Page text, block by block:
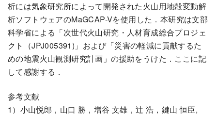
析には気象研究所によって開発された火山用地殻変動解
析ソフトウェアのMaGCAP-Vを使用した．本研究は文部
科学省による「次世代火山研究・人材育成総合プロジェ
クト（JPJ005391)」および「災害の軽減に貢献するた
めの地震火山観測研究計画」の援助をうけた．ここに記
して感謝する．
参考文献
1）小山悦郎，山口 勝，増谷 文雄，辻 浩，鍵山 恒臣,